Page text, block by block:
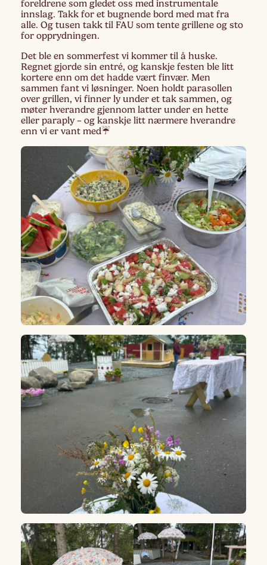
foreldrene som gledet oss med instrumentale
innslag. Takk for et bugnende bord med mat fra
alle. Og tusen takk til FAU som tente grillene og sto
for opprydningen.
Det ble en sommerfest vi kommer til å huske.
Regnet gjorde sin entré, og kanskje festen ble litt
kortere enn om det hadde vært finvær. Men
sammen fant vi løsninger. Noen holdt parasollen
over grillen, vi finner ly under et tak sammen, og
møter hverandre gjennom latter under en hette
eller paraply – og kanskje litt nærmere hverandre
enn vi er vant med☔️